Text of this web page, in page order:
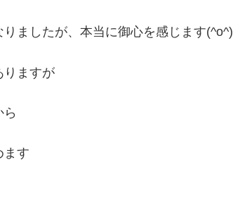
ましたが、本当に御心を感じます(^o^)
りますが
ます